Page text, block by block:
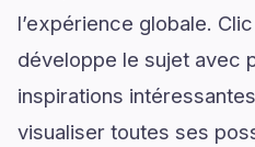
l’expérience globale.
développe le sujet avec
inspirations
visualiser toutes ses